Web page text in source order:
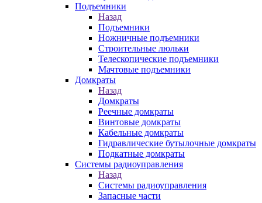
Подъемники
Назад
Подъемники
Ножничные подъемники
Строительные люльки
Телескопические подъемники
Мачтовые подъемники
Домкраты
Назад
Домкраты
Реечные домкраты
Винтовые домкраты
Кабельные домкраты
Гидравлические бутылочные домкраты
Подкатные домкраты
Системы радиоуправления
Назад
Системы радиоуправления
Запасные части